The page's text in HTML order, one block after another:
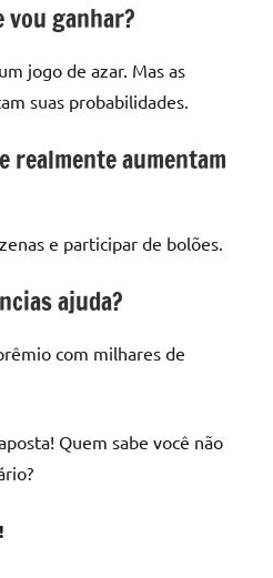
vou ganhar?
jogo de azar. Mas as
suas probabilidades.
realmente aumentam
e participar de bolões.
ajuda?
com milhares de
Quem sabe você não